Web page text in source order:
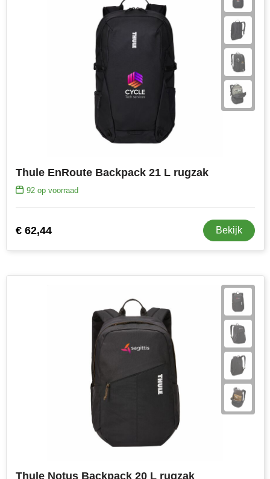
Thule EnRoute Backpack 21 L rugzak
92op voorraad
€ 62,44 Bekijk
Thule Notus Backpack 20 L rugzak